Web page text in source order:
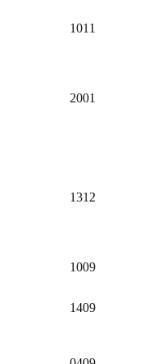
1011
2001
1312
1009
1409